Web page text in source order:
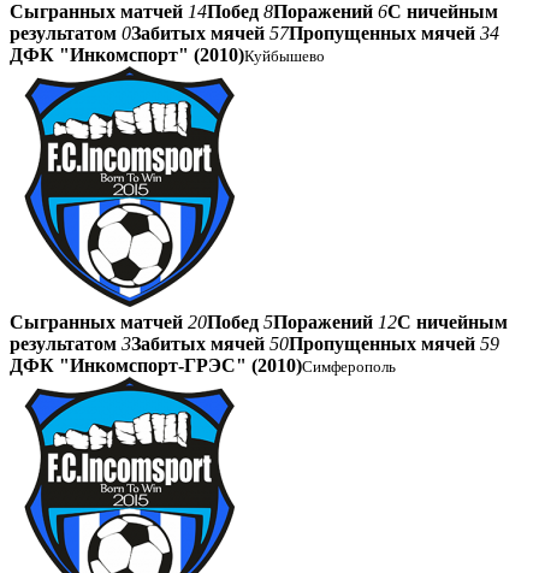
Сыгранных матчей 14Побед 8Поражений 6С ничейным
результатом 0Забитых мячей 57Пропущенных мячей 34
ДФК "Инкомспорт" (2010)Куйбышево
Сыгранных матчей 20Побед 5Поражений 12С ничейным
результатом 3Забитых мячей 50Пропущенных мячей 59
ДФК "Инкомспорт-ГРЭС" (2010)Симферополь